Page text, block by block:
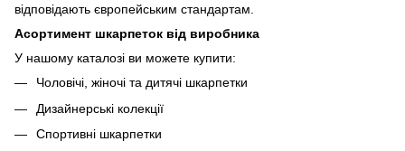
відповідають європейським стандартам.
Асортимент шкарпеток від виробника
У нашому каталозі ви можете купити:
Чоловічі, жіночі та дитячі шкарпетки
Дизайнерські колекції
Спортивні шкарпетки